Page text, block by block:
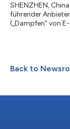
SHENZHEN,
führender
(„Dampfen“ von
Bereich der
Liste vertreten ist
Chinas führende
Back to